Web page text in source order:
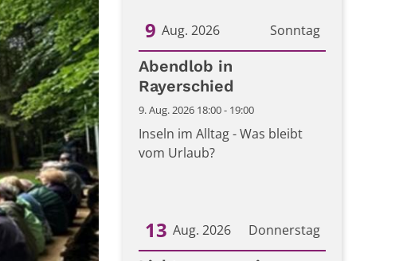
Sonntag
9 Aug. 2026
Datum: 9. August 2026
Abendlob in
Rayerschied
9. Aug. 2026 18:00 - 19:00
Inseln im Alltag - Was bleibt
vom Urlaub?
Donnerstag
13 Aug. 2026